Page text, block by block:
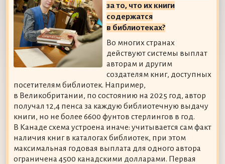
за то, что их книги
содержатся
в библиотеках?
Во многих странах
действуют системы выплат
авторам и другим
создателям книг, доступных
посетителям библиотек. Например,
в Великобритании, по состоянию на 2025 год, автор
получал 12,4 пенса за каждую библиотечную выдачу
книги, но не более 6600 фунтов стерлингов в год.
В Канаде схема устроена иначе: учитывается сам факт
наличия книг в каталогах библиотек, при этом
максимальная годовая выплата для одного автора
ограничена 4500 канадскими долларами. Первая